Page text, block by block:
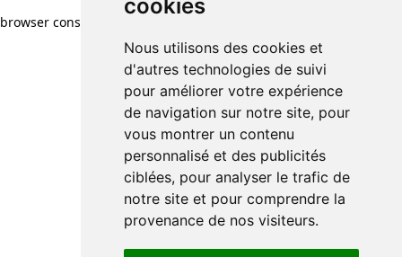
cookies
Nous utilisons des cookies et
d'autres technologies de suivi
pour améliorer votre expérience
de navigation sur notre site, pour
vous montrer un contenu
personnalisé et des publicités
ciblées, pour analyser le trafic de
notre site et pour comprendre la
provenance de nos visiteurs.
browser console for more information)